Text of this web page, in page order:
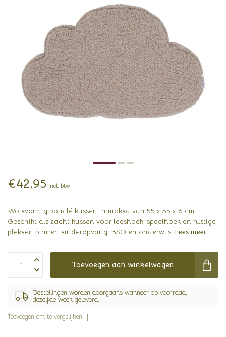
€42,95 Incl. btw
Wolkvormig bouclé kussen in mokka van 55 x 35 x 6 cm.
Geschikt als zacht kussen voor leeshoek, speelhoek en rustige
plekken binnen kinderopvang, BSO en onderwijs. Lees meer.
Toevoegen aan winkelwagen
Bestellingen worden doorgaans wanneer op voorraad,
dezelfde week geleverd.
Toevoegen om te vergelijken